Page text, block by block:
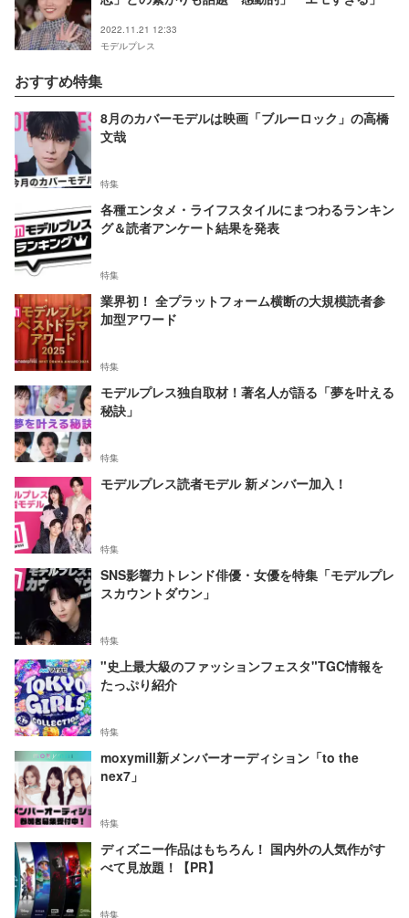
2022.11.21 12:33
モデルプレス
おすすめ特集
8月のカバーモデルは映画「ブルーロック」の高橋
文哉
特集
各種エンタメ・ライフスタイルにまつわるランキン
グ＆読者アンケート結果を発表
特集
業界初！ 全プラットフォーム横断の大規模読者参
加型アワード
特集
モデルプレス独自取材！著名人が語る「夢を叶える
秘訣」
特集
モデルプレス読者モデル 新メンバー加入！
特集
SNS影響力トレンド俳優・女優を特集「モデルプレ
スカウントダウン」
特集
"史上最大級のファッションフェスタ"TGC情報を
たっぷり紹介
特集
moxymill新メンバーオーディション「to the
nex7」
特集
ディズニー作品はもちろん！ 国内外の人気作がす
べて見放題！【PR】
特集